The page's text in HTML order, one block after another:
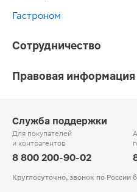
Гастроном
Сотрудничество
Правовая информация
Служба поддержки
Для покупателей
и контрагентов
8 800 200-90-02
Круглосуточно, звонок по России